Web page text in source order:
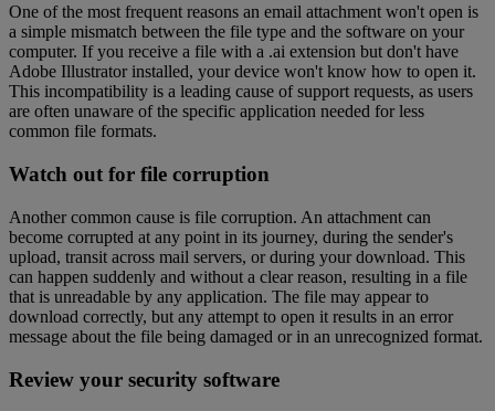
One of the most frequent reasons an email attachment won't open is
a simple mismatch between the file type and the software on your
computer. If you receive a file with a .ai extension but don't have
Adobe Illustrator installed, your device won't know how to open it.
This incompatibility is a leading cause of support requests, as users
are often unaware of the specific application needed for less
common file formats.
Watch out for file corruption
Another common cause is file corruption. An attachment can
become corrupted at any point in its journey, during the sender's
upload, transit across mail servers, or during your download. This
can happen suddenly and without a clear reason, resulting in a file
that is unreadable by any application. The file may appear to
download correctly, but any attempt to open it results in an error
message about the file being damaged or in an unrecognized format.
Review your security software